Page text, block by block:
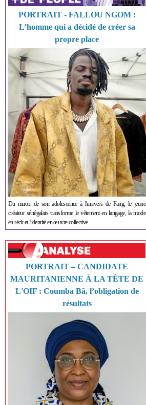
PORTRAIT - FALLOU NGOM :
L’homme qui a décidé de créer sa
propre place
Du miroir de son adolescence à l'univers de Fang, le jeune
créateur sénégalais transforme le vêtement en langage, la mode
en récit et l'identité en œuvre collective.
PORTRAIT – CANDIDATE
MAURITANIENNE À LA TÊTE DE
L'OIF : Coumba Bâ, l’obligation de
résultats